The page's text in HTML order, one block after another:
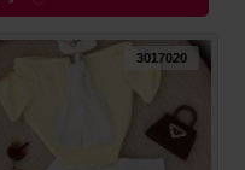
3017020